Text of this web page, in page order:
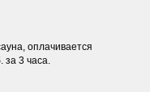
оплачивается
за 3 часа.